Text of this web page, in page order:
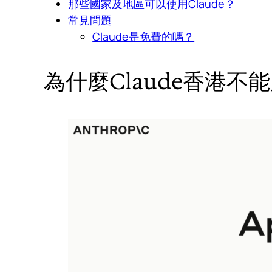
那些國家及地區可以使用Claude？
常見問題
Claude是免費的嗎？
為什麼Claude香港不